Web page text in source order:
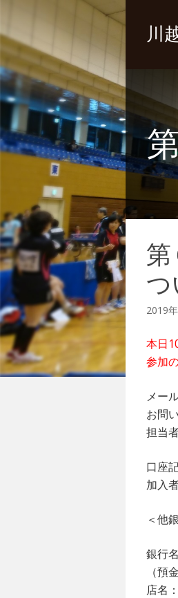
川
第
つ
2019
本日
参加
メー
お問
担当
口座
加入
＜他
銀行
（預
店名